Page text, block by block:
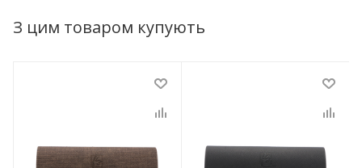
З цим товаром купують